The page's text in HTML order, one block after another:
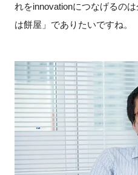
れをinnovationにつなげるの
は餅屋」でありたいですね。